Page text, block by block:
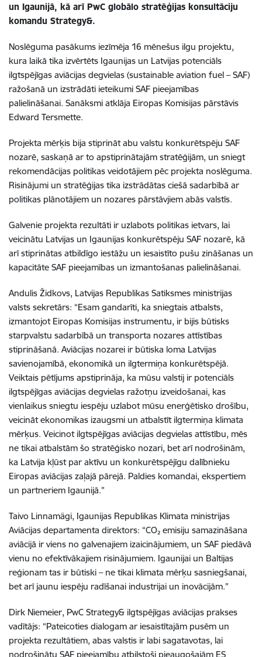
un Igaunijā, kā arī PwC globālo stratēģijas konsultāciju
komandu Strategy&.
Noslēguma pasākums iezīmēja 16 mēnešus ilgu projektu,
kura laikā tika izvērtēts Igaunijas un Latvijas potenciāls
ilgtspējīgas aviācijas degvielas (sustainable aviation fuel – SAF)
ražošanā un izstrādāti ieteikumi SAF pieejamības
palielināšanai. Sanāksmi atklāja Eiropas Komisijas pārstāvis
Edward Tersmette.
Projekta mērķis bija stiprināt abu valstu konkurētspēju SAF
nozarē, saskaņā ar to apstiprinātajām stratēģijām, un sniegt
rekomendācijas politikas veidotājiem pēc projekta noslēguma.
Risinājumi un stratēģijas tika izstrādātas ciešā sadarbībā ar
politikas plānotājiem un nozares pārstāvjiem abās valstīs.
Galvenie projekta rezultāti ir uzlabots politikas ietvars, lai
veicinātu Latvijas un Igaunijas konkurētspēju SAF nozarē, kā
arī stiprinātas atbildīgo iestāžu un iesaistīto pušu zināšanas un
kapacitāte SAF pieejamības un izmantošanas palielināšanai.
Andulis Židkovs, Latvijas Republikas Satiksmes ministrijas
valsts sekretārs: “Esam gandarīti, ka sniegtais atbalsts,
izmantojot Eiropas Komisijas instrumentu, ir bijis būtisks
starpvalstu sadarbībā un transporta nozares attīstības
stiprināšanā. Aviācijas nozarei ir būtiska loma Latvijas
savienojamībā, ekonomikā un ilgtermiņa konkurētspējā.
Veiktais pētījums apstiprināja, ka mūsu valstij ir potenciāls
ilgtspējīgas aviācijas degvielas ražotņu izveidošanai, kas
vienlaikus sniegtu iespēju uzlabot mūsu enerģētisko drošību,
veicināt ekonomikas izaugsmi un atbalstīt ilgtermiņa klimata
mērķus. Veicinot ilgtspējīgas aviācijas degvielas attīstību, mēs
ne tikai atbalstām šo stratēģisko nozari, bet arī nodrošinām,
ka Latvija kļūst par aktīvu un konkurētspējīgu dalībnieku
Eiropas aviācijas zaļajā pārejā. Paldies komandai, ekspertiem
un partneriem Igaunijā.”
Taivo Linnamägi, Igaunijas Republikas Klimata ministrijas
Aviācijas departamenta direktors: “CO₂ emisiju samazināšana
aviācijā ir viens no galvenajiem izaicinājumiem, un SAF piedāvā
vienu no efektīvākajiem risinājumiem. Igaunijai un Baltijas
reģionam tas ir būtiski – ne tikai klimata mērķu sasniegšanai,
bet arī jaunu iespēju radīšanai industrijai un inovācijām.”
Dirk Niemeier, PwC Strategy& ilgtspējīgas aviācijas prakses
vadītājs: “Pateicoties dialogam ar iesaistītajām pusēm un
projekta rezultātiem, abas valstis ir labi sagatavotas, lai
nodrošinātu SAF pieejamību atbilstoši pieaugošajām ES